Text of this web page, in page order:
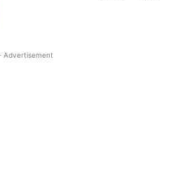
Advertisement